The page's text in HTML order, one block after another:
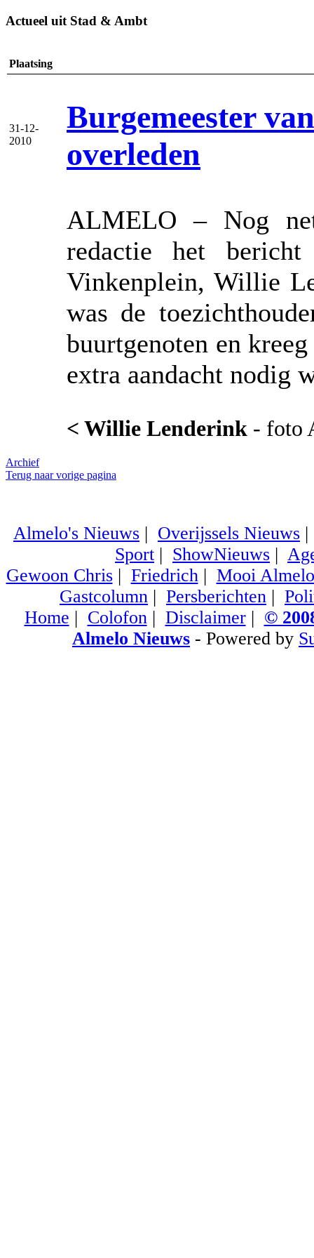
Actueel uit Stad & Ambt
Plaatsing
31-12-
2010
Burgemeester
overleden
ALMELO – Nog
redactie het
Vinkenplein, Willie
was de
buurtgenoten en
extra aandacht nodig
< Willie Lenderink - foto
Archief
Terug naar vorige pagina
Almelo's Nieuws | Overijssels Nieuws
Sport | ShowNieuws |
Gewoon Chris| Friedrich| Mooi Almelo
Gastcolumn | Persberichten |
Home | Colofon| Disclaimer| ©
Almelo Nieuws - Powered by